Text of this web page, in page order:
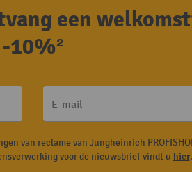
een
-10%²
E-mail
van reclame van Jungheinrich
voor de nieuwsbrief vindt u hier.